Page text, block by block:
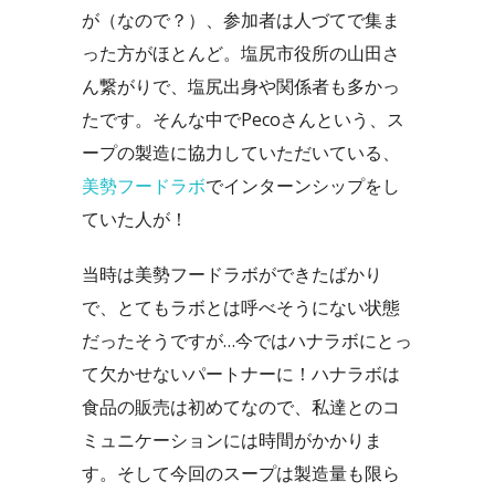
が（なので？）、参加者は人づてで集ま
った方がほとんど。塩尻市役所の山田さ
ん繋がりで、塩尻出身や関係者も多かっ
たです。そんな中でPecoさんという、ス
ープの製造に協力していただいている、
美勢フードラボでインターンシップをし
ていた人が！
当時は美勢フードラボができたばかり
で、とてもラボとは呼べそうにない状態
だったそうですが…今ではハナラボにとっ
て欠かせないパートナーに！ハナラボは
食品の販売は初めてなので、私達とのコ
ミュニケーションには時間がかかりま
す。そして今回のスープは製造量も限ら